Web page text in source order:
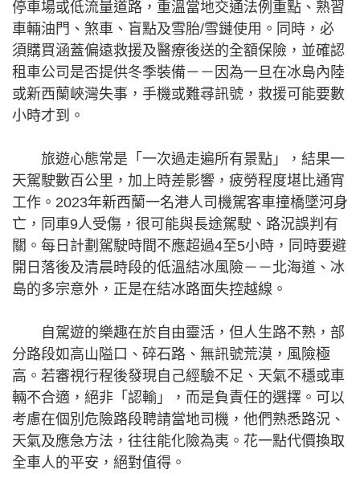
停車場或低流量道路，重溫當地交通法例重點、熟習
車輛油門、煞車、盲點及雪胎/雪鏈使用。同時，必
須購買涵蓋偏遠救援及醫療後送的全額保險，並確認
租車公司是否提供冬季裝備－－因為一旦在冰島內陸
或新西蘭峽灣失事，手機或難尋訊號，救援可能要數
小時才到。
旅遊心態常是「一次過走遍所有景點」，結果一
天駕駛數百公里，加上時差影響，疲勞程度堪比通宵
工作。2023年新西蘭一名港人司機駕客車撞橋墜河身
亡，同車9人受傷，很可能與長途駕駛、路況誤判有
關。每日計劃駕駛時間不應超過4至5小時，同時要避
開日落後及清晨時段的低溫結冰風險－－北海道、冰
島的多宗意外，正是在結冰路面失控越線。
自駕遊的樂趣在於自由靈活，但人生路不熟，部
分路段如高山隘口、碎石路、無訊號荒漠，風險極
高。若審視行程後發現自己經驗不足、天氣不穩或車
輛不合適，絕非「認輸」，而是負責任的選擇。可以
考慮在個別危險路段聘請當地司機，他們熟悉路況、
天氣及應急方法，往往能化險為夷。花一點代價換取
全車人的平安，絕對值得。